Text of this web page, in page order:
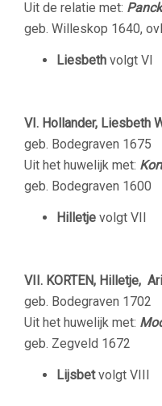
Uit de relatie met:
geb. Willeskop 1640,
Liesbeth volgt VI
VI. Hollander, Liesbeth
geb. Bodegraven 1675
Uit het huwelijk met:
geb. Bodegraven 1600
Hilletje volgt VII
VII. KORTEN, Hilletje,
geb. Bodegraven 1702
Uit het huwelijk met:
geb. Zegveld 1672
Lijsbetvolgt VIII